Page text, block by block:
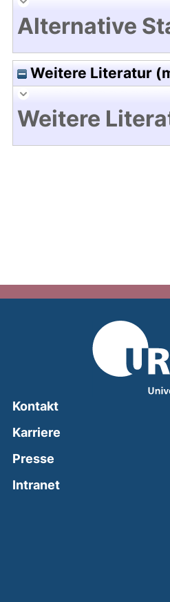
Alternative
Weitere Literatur
Weitere
Kontakt
Karriere
Presse
Intranet(external link,